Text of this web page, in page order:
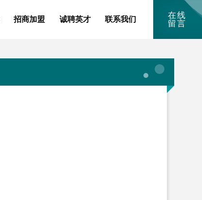
招商加盟 诚聘英才 联系我们
在线
留言